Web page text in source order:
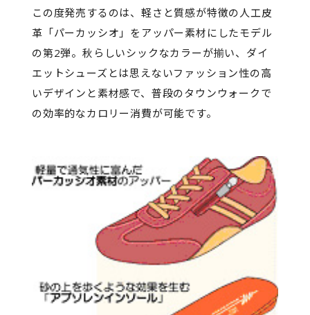
この度発売するのは、軽さと質感が特徴の人工皮
革「パーカッシオ」をアッパー素材にしたモデル
の第2弾。秋らしいシックなカラーが揃い、ダイ
エットシューズとは思えないファッション性の高
いデザインと素材感で、普段のタウンウォークで
の効率的なカロリー消費が可能です。